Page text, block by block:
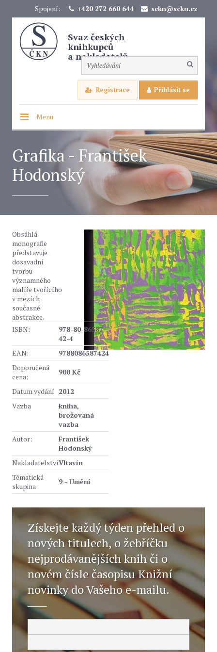
Spojení: +420 272 660 644 sckn@sckn.cz
Svaz českých
knihkupců
a nakladatelů
Registrace Přihlásit se
Menu
Grafika - František
Hodonský
Obsáhlá
monografie
představuje
dosavadní
tvorbu
významného
malíře tvořícího
v mezích
současné
abstrakce.
ISBN:
978-80-86587-
42-4
EAN:
9788086587424
Doporučená
cena:
900 Kč
Datum vydání 2012
Vazba
kniha,
brožovaná
vazba
Autor:
František
Hodonský
NakladatelstvíVltavín
Tématická
skupina
9 - Umění
Získejte každý týden přehled o
nových titulech, o žebříčku
nejprodávanějších knih či o
novém čísle časopisu Knižní
novinky do Vašeho e-mailu.